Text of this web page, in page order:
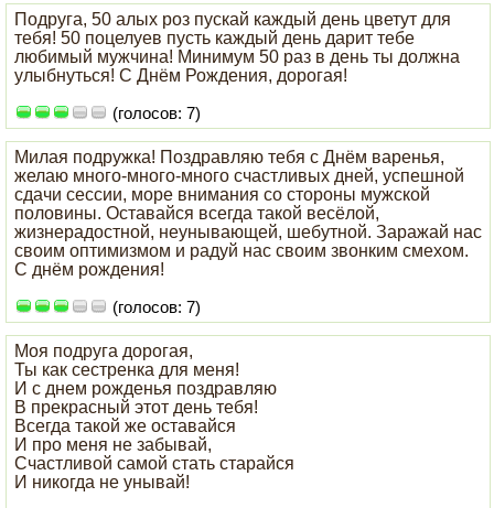
Подруга, 50 алых роз пускай каждый день цветут для
тебя! 50 поцелуев пусть каждый день дарит тебе
любимый мужчина! Минимум 50 раз в день ты должна
улыбнуться! С Днём Рождения, дорогая!
(голосов: 7)
Милая подружка! Поздравляю тебя с Днём варенья,
желаю много-много-много счастливых дней, успешной
сдачи сессии, море внимания со стороны мужской
половины. Оставайся всегда такой весёлой,
жизнерадостной, неунывающей, шебутной. Заражай нас
своим оптимизмом и радуй нас своим звонким смехом.
С днём рождения!
(голосов: 7)
Моя подруга дорогая,
Ты как сестренка для меня!
И с днем рожденья поздравляю
В прекрасный этот день тебя!
Всегда такой же оставайся
И про меня не забывай,
Счастливой самой стать старайся
И никогда не унывай!